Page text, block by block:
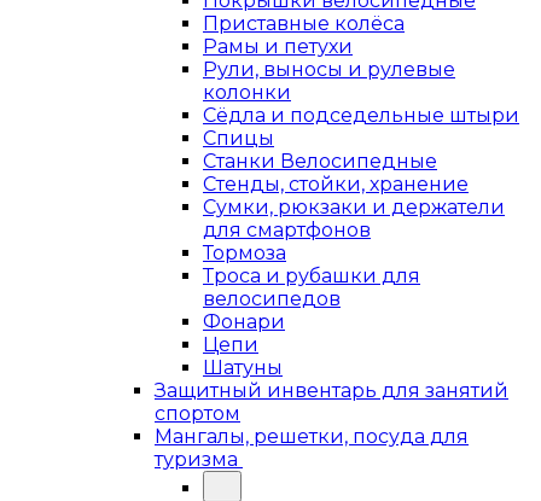
Приставные колёса
Рамы и петухи
Рули, выносы и рулевые
колонки
Сёдла и подседельные штыри
Спицы
Станки Велосипедные
Стенды, стойки, хранение
Сумки, рюкзаки и держатели
для смартфонов
Тормоза
Троса и рубашки для
велосипедов
Фонари
Цепи
Шатуны
Защитный инвентарь для занятий
спортом
Мангалы, решетки, посуда для
туризма